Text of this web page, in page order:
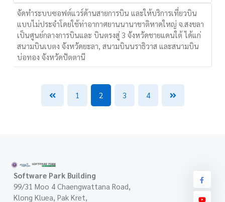
จัดทำระบบซอฟต์แวร์ด้านสายการบิน และให้บริการเที่ยวบิน
แบบไม่ประจำโดยใช้ท่าอากาศยานนานาชาติหาดใหญ่ จ.สงขลา
เป็นศูนย์กลางการบินและ บินตรงสู่ 3 จังหวัดชายแดนใต้ ได้แก่
สนามบินเบตง จังหวัดยะลา, สนามบินนราธิวาส และสนามบิน
บ่อทอง จังหวัดปัตตานี
1 2 3 4
Software Park Building
99/31 Moo 4 Chaengwattana Road,
Klong Kluea, Pak Kret,